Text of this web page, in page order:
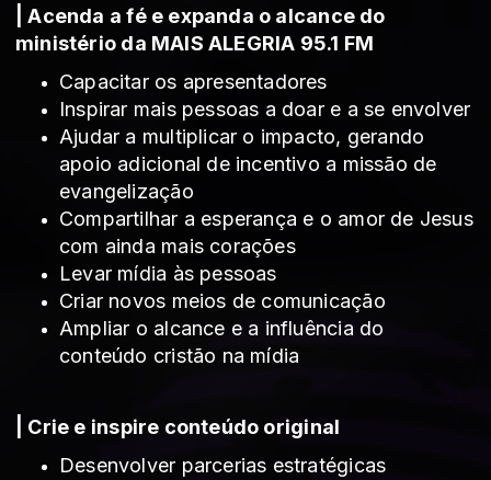
| Acenda a fé e expanda o alcance do
ministério da MAIS ALEGRIA 95.1 FM
Capacitar os apresentadores
Inspirar mais pessoas a doar e a se envolver
Ajudar a multiplicar o impacto, gerando
apoio adicional de incentivo a missão de
evangelização
Compartilhar a esperança e o amor de Jesus
com ainda mais corações
Levar mídia às pessoas
Criar novos meios de comunicação
Ampliar o alcance e a influência do
conteúdo cristão na mídia
| Crie e inspire conteúdo original
Desenvolver parcerias estratégicas